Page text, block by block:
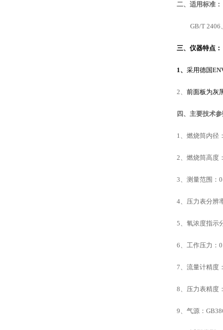
二、适用标准：
GB/T 2406
三、仪器特点：
1、 采用德国
2、 前面板为灰
四、主要技术
1、燃烧筒内径
2、燃烧筒高度
3、测量范围：
4、压力表分辨
5、氧浓度指示
6、工作压力：
7、流量计精度
8、压力表精度
9、气源：